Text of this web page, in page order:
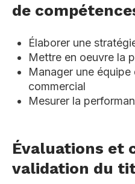
de
Élaborer une
Mettre en oeuvre la
Manager une équipe
commercial
Mesurer la
Évaluations et
validation du